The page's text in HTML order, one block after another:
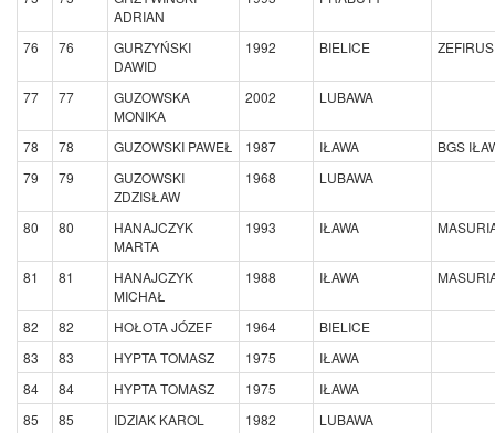
ADRIAN
76 76
GURZYŃSKI
DAWID
1992 BIELICE
77 77
GUZOWSKA
MONIKA
2002 LUBAWA
78 78 GUZOWSKI PAWEŁ 1987 IŁAWA
BGS
79
79
GUZOWSKI
ZDZISŁAW
1968 LUBAWA
80 80
HANAJCZYK
MARTA
1993 IŁAWA
81 81
HANAJCZYK
MICHAŁ
1988 IŁAWA
82 82 HOŁOTA JÓZEF 1964
BIELICE
83
83 HYPTA TOMASZ 1975
IŁAWA
84
84 HYPTA TOMASZ 1975
IŁAWA
85
85 IDZIAK KAROL 1982
LUBAWA